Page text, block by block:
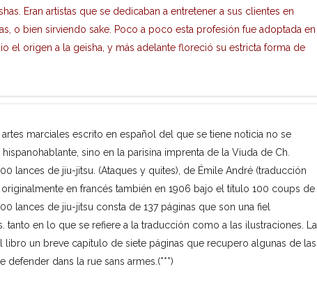
Eran artistas que se dedicaban a entretener a sus clientes en
o bien sirviendo sake. Poco a poco esta profesión fue adoptada en
el origen a la geisha, y más adelante floreció su estricta forma de
marciales escrito en español del que se tiene noticia no se
sino en la parisina imprenta de la Viuda de Ch.
lances de jiu-jitsu. (Ataques y quites), de Émile André (traducción
en francés también en 1906 bajo el título 100 coups de
lances de jiu-jitsu consta de 137 páginas que son una fiel
en lo que se refiere a la traducción como a las ilustraciones. La
libro un breve capítulo de siete páginas que recupero algunas de las
defender dans la rue sans armes.(***)